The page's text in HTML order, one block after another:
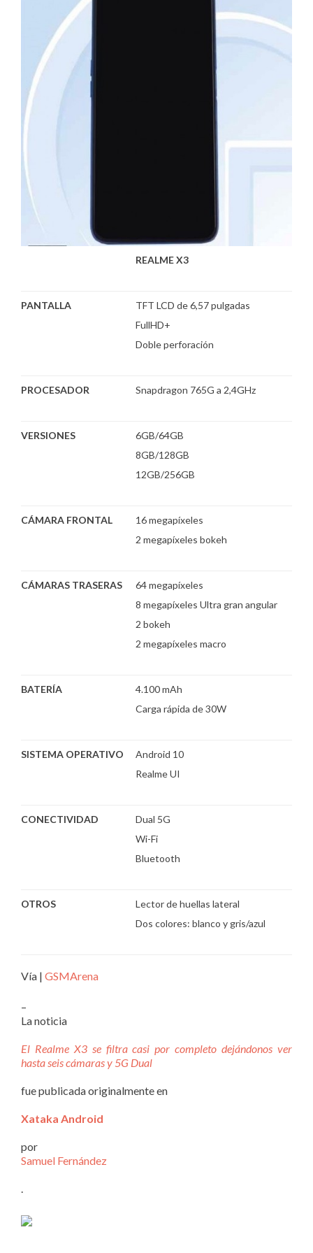
REALME X3
PANTALLA
TFT LCD de 6,57 pulgadas
FullHD+
Doble perforación
PROCESADOR Snapdragon 765G a 2,4GHz
VERSIONES
6GB/64GB
8GB/128GB
12GB/256GB
CÁMARA FRONTAL
16 megapíxeles
2 megapíxeles bokeh
CÁMARAS TRASERAS
64 megapíxeles
8 megapíxeles Ultra gran angular
2 bokeh
2 megapíxeles macro
BATERÍA
4.100 mAh
Carga rápida de 30W
SISTEMA OPERATIVO
Android 10
Realme UI
CONECTIVIDAD
Dual 5G
Wi-Fi
Bluetooth
OTROS
Lector de huellas lateral
Dos colores: blanco y gris/azul
Vía | GSMArena
–
La noticia
El Realme X3 se filtra casi por completo dejándonos ver
hasta seis cámaras y 5G Dual
fue publicada originalmente en
Xataka Android
por
Samuel Fernández
.